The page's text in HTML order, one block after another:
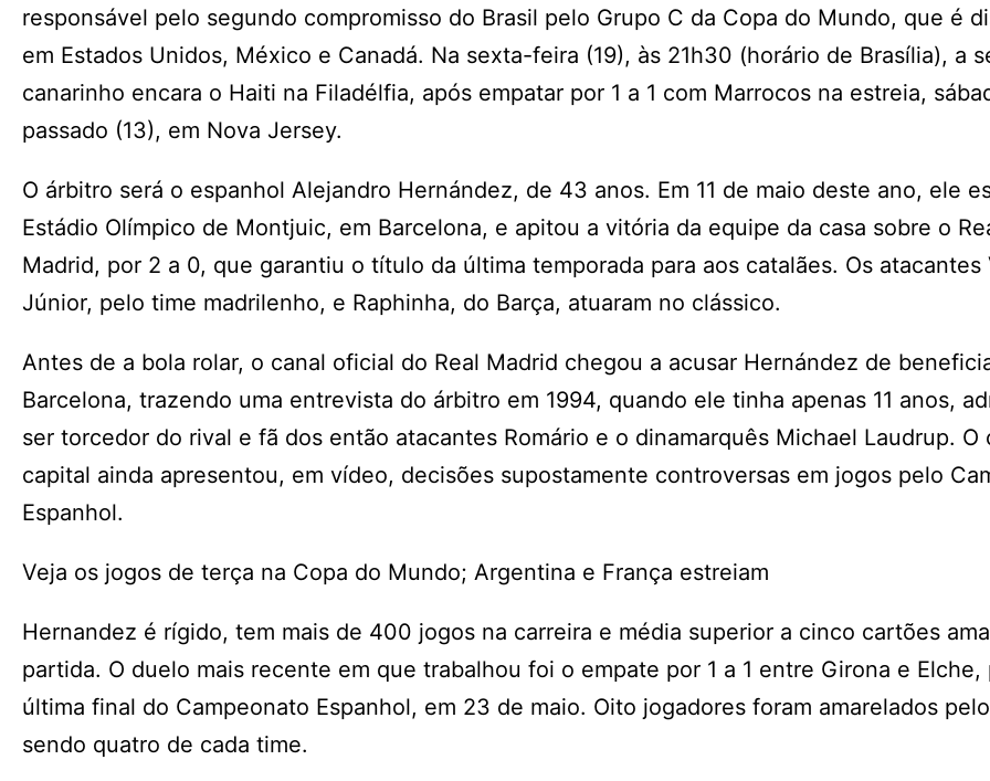
responsável pelo segundo compromisso do Brasil pelo Grupo C da Copa do Mundo, que é
em Estados Unidos, México e Canadá. Na sexta-feira (19), às 21h30 (horário de Brasília), a
canarinho encara o Haiti na Filadélfia, após empatar por 1 a 1 com Marrocos na estreia,
passado (13), em Nova Jersey.
O árbitro será o espanhol Alejandro Hernández, de 43 anos. Em 11 de maio deste ano, ele
Estádio Olímpico de Montjuic, em Barcelona, e apitou a vitória da equipe da casa sobre o
Madrid, por 2 a 0, que garantiu o título da última temporada para aos catalães. Os atacantes
Júnior, pelo time madrilenho, e Raphinha, do Barça, atuaram no clássico.
Antes de a bola rolar, o canal oficial do Real Madrid chegou a acusar Hernández de
Barcelona, trazendo uma entrevista do árbitro em 1994, quando ele tinha apenas 11 anos,
ser torcedor do rival e fã dos então atacantes Romário e o dinamarquês Michael Laudrup. O
capital ainda apresentou, em vídeo, decisões supostamente controversas em jogos pelo
Espanhol.
Veja os jogos de terça na Copa do Mundo; Argentina e França estreiam
Hernandez é rígido, tem mais de 400 jogos na carreira e média superior a cinco cartões
partida. O duelo mais recente em que trabalhou foi o empate por 1 a 1 entre Girona e Elche,
última final do Campeonato Espanhol, em 23 de maio. Oito jogadores foram amarelados
sendo quatro de cada time.